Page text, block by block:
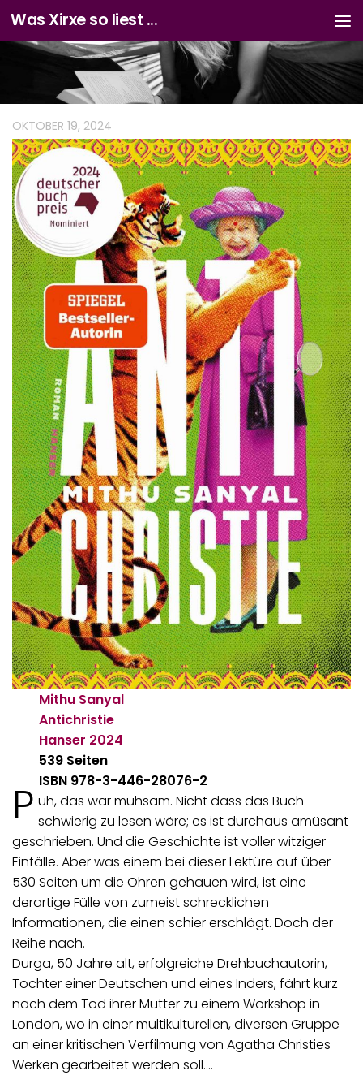
Zum Inhalt springen
Was Xirxe so liest ...
OKTOBER 19, 2024
Mithu Sanyal
Antichristie
Hanser 2024
539 Seiten
ISBN 978-3-446-28076-2
P uh, das war mühsam. Nicht dass das Buch
schwierig zu lesen wäre; es ist durchaus amüsant
geschrieben. Und die Geschichte ist voller witziger
Einfälle. Aber was einem bei dieser Lektüre auf über
530 Seiten um die Ohren gehauen wird, ist eine
derartige Fülle von zumeist schrecklichen
Informationen, die einen schier erschlägt. Doch der
Reihe nach.
Durga, 50 Jahre alt, erfolgreiche Drehbuchautorin,
Tochter einer Deutschen und eines Inders, fährt kurz
nach dem Tod ihrer Mutter zu einem Workshop in
London, wo in einer multikulturellen, diversen Gruppe
an einer kritischen Verfilmung von Agatha Christies
Werken gearbeitet werden soll.…